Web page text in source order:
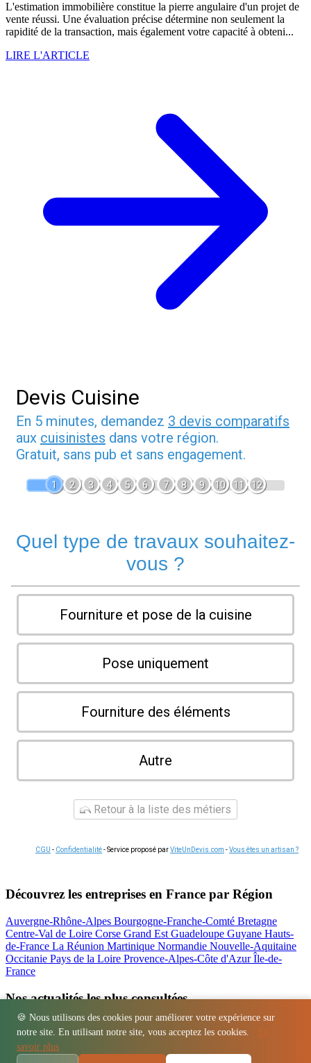
🍪 Nous utilisons des cookies pour améliorer votre expérience sur
notre site. En utilisant notre site, vous acceptez les cookies.
savoir plus
L'estimation immobilière constitue la pierre angulaire d'un projet de
vente réussi. Une évaluation précise détermine non seulement la
rapidité de la transaction, mais également votre capacité à obteni...
LIRE L'ARTICLE
Devis Cuisine
En 5 minutes, demandez 3 devis comparatifs
aux cuisinistes dans votre région.
Gratuit, sans pub et sans engagement.
1 2 3 4 5 6 7 8 9 10 11 12
Quel type de travaux souhaitez-
vous ?
Fourniture et pose de la cuisine
Pose uniquement
Fourniture des éléments
Autre
Retour à la liste des métiers
CGU - Confidentialité- Service proposé parViteUnDevis.com -Vous êtes un artisan ?
Découvrez les entreprises en France par Région
Auvergne-Rhône-Alpes Bourgogne-Franche-Comté Bretagne
Centre-Val de Loire Corse Grand Est Guadeloupe Guyane Hauts-
de-France La Réunion Martinique Normandie Nouvelle-Aquitaine
Occitanie Pays de la Loire Provence-Alpes-Côte d'AzurÎle-de-
France
Nos actualités les plus consultées
Location bétonnière : guide complet et tarifs
Régions - Départements - Villes - Entreprises - Marques
Espace presse